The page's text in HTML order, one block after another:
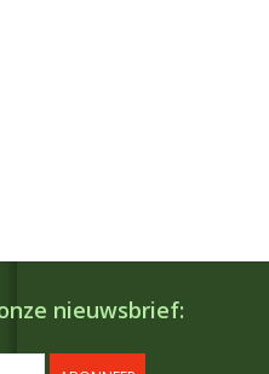
nieuwsbrief: